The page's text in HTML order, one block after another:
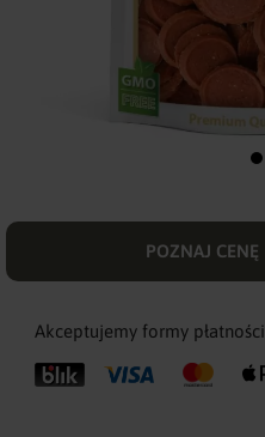
POZNAJ CENĘ
Akceptujemy formy płatności